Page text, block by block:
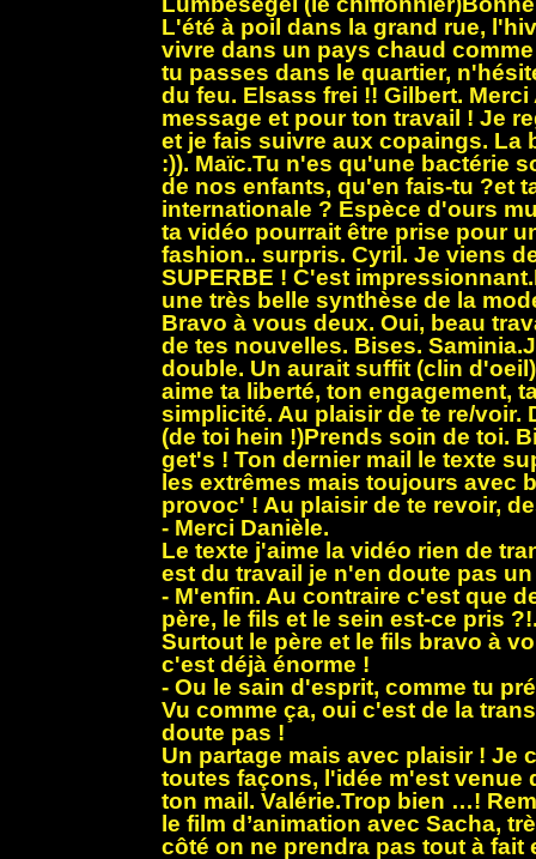
L'été à poil dans la grand rue,
vivre dans un pays chaud
tu passes dans le quartier,
du feu. Elsass frei !! Gilbert.
message et pour ton travail ! Je
et je fais suivre aux copaings. La
:)). Maïc.Tu n'es qu'une bactérie
de nos enfants, qu'en fais-tu ?et
internationale ? Espèce d'ours
ta vidéo pourrait être prise pour
fashion.. surpris. Cyril. Je viens
SUPERBE ! C'est
une très belle synthèse de la
Bravo à vous deux. Oui, beau
de tes nouvelles. Bises.
double. Un aurait suffit (clin
aime ta liberté, ton engagement,
simplicité. Au plaisir de te re/voir.
(de toi hein !)Prends soin de toi.
get's ! Ton dernier mail le texte
les extrêmes mais toujours avec
provoc' ! Au plaisir de te revoir,
- Merci Danièle.
Le texte j'aime la vidéo rien de
est du travail je n'en doute pas
- M'enfin. Au contraire c'est que
père, le fils et le sein est-ce pris
Surtout le père et le fils bravo à
c'est déjà énorme !
- Ou le sain d'esprit, comme tu
Vu comme ça, oui c'est de la
doute pas !
Un partage mais avec plaisir ! Je
toutes façons, l'idée m'est venue
ton mail. Valérie.Trop bien …!
le film d’animation avec Sacha,
côté on ne prendra pas tout à fait